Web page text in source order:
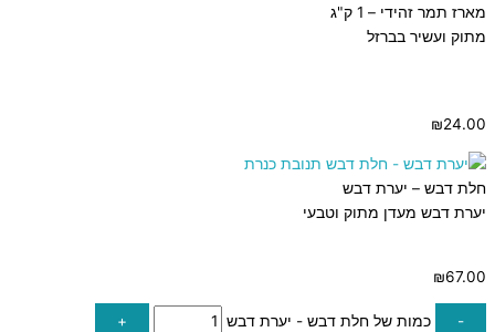
מארז תמר זהידי – 1 ק"ג
מתוק ועשיר בברזל
₪24.00
חלת דבש – יערת דבש
יערת דבש מעדן מתוק וטבעי
₪67.00
- כמות של חלת דבש - יערת דבש +